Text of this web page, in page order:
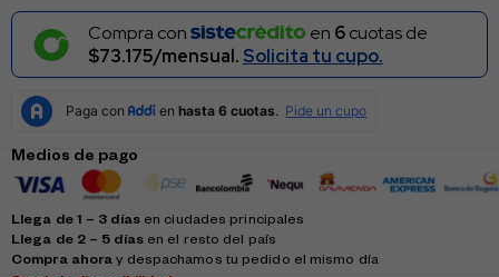
Compra con en 6cuotas de
$73.175/mensual. Solicita tu cupo.
Medios de pago
Llega de 1 – 3 díasen ciudades principales
Llega de 2 – 5 díasen el resto del país
Compra ahora y despachamos tu pedido el mismo día